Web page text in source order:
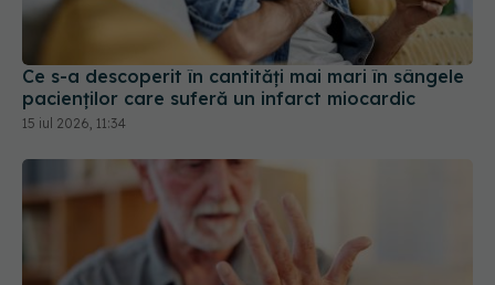
Ce s-a descoperit în cantități mai mari în sângele
pacienților care suferă un infarct miocardic
15 iul 2026, 11:34